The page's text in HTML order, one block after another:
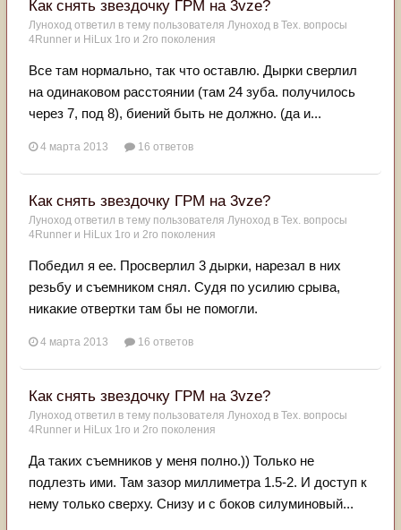
Как снять звездочку ГРМ на 3vze?
Луноход ответил в тему пользователя Луноход в Тех. вопросы
4Runner и HiLux 1го и 2го поколения
Все там нормально, так что оставлю. Дырки сверлил
на одинаковом расстоянии (там 24 зуба. получилось
через 7, под 8), биений быть не должно. (да и...
4 марта 2013 16 ответов
Как снять звездочку ГРМ на 3vze?
Луноход ответил в тему пользователя Луноход в Тех. вопросы
4Runner и HiLux 1го и 2го поколения
Победил я ее. Просверлил 3 дырки, нарезал в них
резьбу и съемником снял. Судя по усилию срыва,
никакие отвертки там бы не помогли.
4 марта 2013 16 ответов
Как снять звездочку ГРМ на 3vze?
Луноход ответил в тему пользователя Луноход в Тех. вопросы
4Runner и HiLux 1го и 2го поколения
Да таких съемников у меня полно.)) Только не
подлезть ими. Там зазор миллиметра 1.5-2. И доступ к
нему только сверху. Снизу и с боков силуминовый...